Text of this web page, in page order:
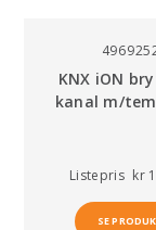
KNX iON
kanal m/
Listepris kr
SE